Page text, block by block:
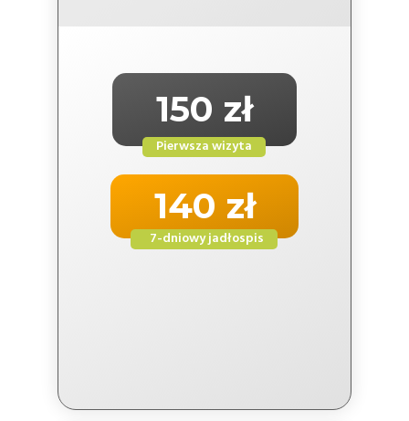
150 zł
Pierwsza wizyta
140 zł
7-dniowy jadłospis